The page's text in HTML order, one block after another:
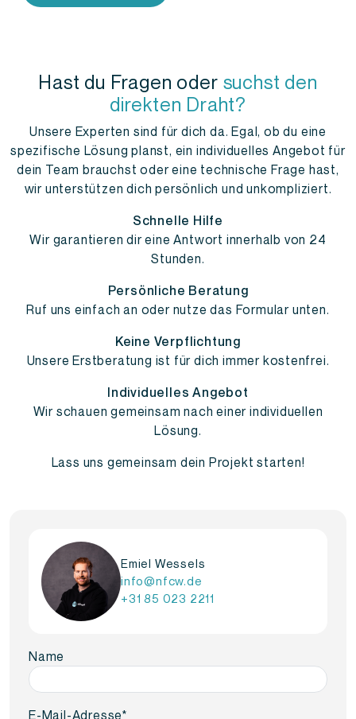
Hast du Fragen oder suchst den
direkten Draht?
Unsere Experten sind für dich da. Egal, ob du eine
spezifische Lösung planst, ein individuelles Angebot für
dein Team brauchst oder eine technische Frage hast,
wir unterstützen dich persönlich und unkompliziert.
Schnelle Hilfe
Wir garantieren dir eine Antwort innerhalb von 24
Stunden.
Persönliche Beratung
Ruf uns einfach an oder nutze das Formular unten.
Keine Verpflichtung
Unsere Erstberatung ist für dich immer kostenfrei.
Individuelles Angebot
Wir schauen gemeinsam nach einer individuellen
Lösung.
Lass uns gemeinsam dein Projekt starten!
Emiel Wessels
info@nfcw.de
+31 85 023 2211
Name
E-Mail-Adresse*